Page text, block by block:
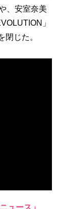
、安室奈美
」
閉じた。